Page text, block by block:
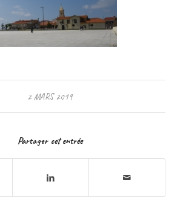
2 MARS 2019
Partager cet entrée